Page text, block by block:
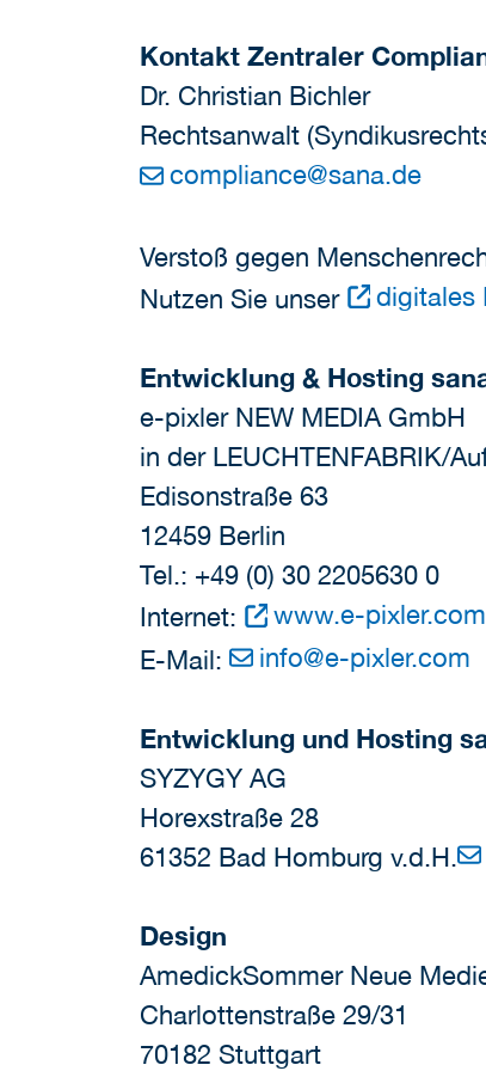
Kontakt Zentraler
Dr. Christian Bichler
Rechtsanwalt
compliance@sana.de
Verstoß gegen
Nutzen Sie unser
digitales
Entwicklung & Hosting
e-pixler NEW MEDIA GmbH
in der LEUCHTENFABRIK/
Edisonstraße 63
12459 Berlin
Tel.: +49 (0) 30 2205630 0
Internet:
www.e-pixler.com
E-Mail:
info@e-pixler.com
Entwicklung und Hosting
SYZYGY AG
Horexstraße 28
61352 Bad Homburg v.d.H.
Design
AmedickSommer Neue
Charlottenstraße 29/31
70182 Stuttgart